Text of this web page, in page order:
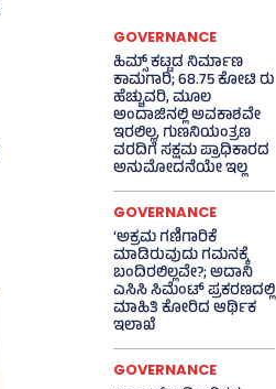
GOVERNANCE
ಹಿಮ್ಸ್‌ ಕಟ್ಟಡ ನಿರ್ಮಾಣ
ಕಾಮಗಾರಿ; 68.75 ಕೋಟಿ ರು
ಹೆಚ್ಚುವರಿ, ಮೂಲ
ಅಂದಾಜಿನಲ್ಲಿ ಅವಕಾಶವೇ
ಇರಲಿಲ್ಲ, ಗುಣನಿಯಂತ್ರಣ
ವರದಿಗೆ ಸಕ್ಷಮ ಪ್ರಾಧಿಕಾರದ
ಅನುಮೋದನೆಯೇ ಇಲ್ಲ
GOVERNANCE
‘ಅಕ್ರಮ ಗಣಿಗಾರಿಕೆ
ಮಾಡಿರುವುದು ಗಮನಕ್ಕೆ
ಬಂದಿರಲಿಲ್ಲವೇ?; ಅದಾನಿ
ಎಸಿಸಿ ಸಿಮೆಂಟ್ ಪ್ರಕರಣದಲ್ಲಿ
ಮಾಹಿತಿ ಕೋರಿದ ಆರ್ಥಿಕ
ಇಲಾಖೆ
GOVERNANCE